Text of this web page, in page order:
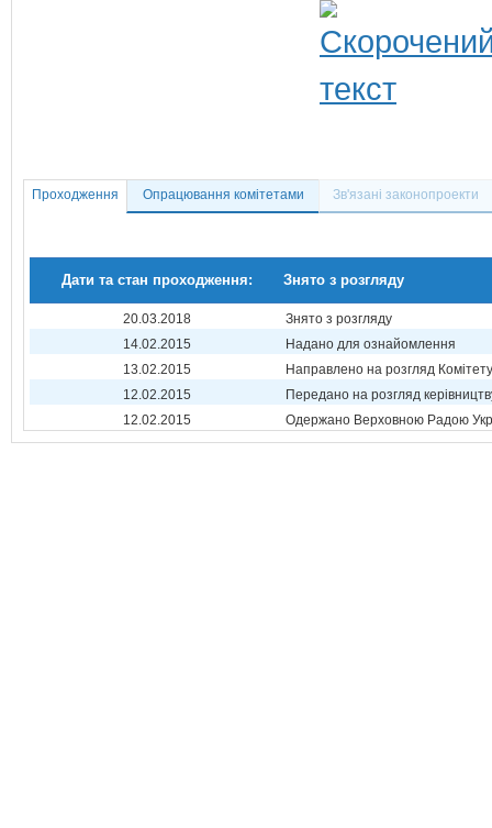
Проходження Опрацювання комітетами Зв'язані законопроекти
Дати та стан проходження: Знято з розгляду
20.03.2018
Знято з розгляду
14.02.2015
Надано для ознайомлення
13.02.2015
Направлено на розгляд Комітету
12.02.2015
Передано на розгляд
12.02.2015
Одержано Верховною Радою